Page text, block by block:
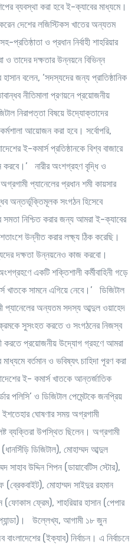
ব্যবস্থা করা হবে ই-ক্যাবের মাধ্যমে।
দেশের লজিস্টিকস খাতের অন্যতম
ও প্রধান নির্বাহী শাহরিয়ার
ও তাদের দক্ষতার উন্নয়নে বিভিন্ন
বলেন, ‘সদস্যদের জন্য প্রাতিষ্ঠানিক
নীতিমালা প্রণয়নে প্রয়োজনীয়
নিরাপত্তা বিষয়ে উদ্যোক্তাদের
আয়োজন করা হবে। সর্বোপরি,
ই-কমার্স প্রতিষ্ঠানকে বিশ্ব বাজারে
করবে।’ নারীর অংশগ্রহণ বৃদ্ধি ও
প্যানেলের প্রধান শমী কায়সার
অন্তর্ভূক্তিমূলক সংগঠন হিসেবে
সমতা নিশ্চিত করার জন্য আমরা ই-ক্যাবের
উন্নীত করার লক্ষ্য ঠিক করেছি।
দক্ষতা উন্নয়নেও কাজ করবো।
একটি শক্তিশালী কর্মীবাহিনী গড়ে
খাতকে সামনে এগিয়ে নেবে।’ ডিজিটাল
প্যানেলের অন্যতম সদস্য আব্দুল ওয়াহেদ
সুসংহত করতে ও সংগঠনের নিজস্ব
করতে প্রয়োজনীয় উদ্যোগ গ্রহণে আমরা
বর্তমান ও ভবিষ্যৎ চাহিদা পূরণ করা
ই- কমার্স খাতকে আন্তর্জাতিক
পলিসি’ ও ডিজিটাল পেমেন্টকে জনপ্রিয়
ঘোষণার সময় অগ্রগামী
ব্যক্তিরা উপস্থিত ছিলেন। অগ্রগামী
ডিজিটাল), মোহাম্মদ আব্দুল
উদ্দিন শিপন (ডায়াবেটিস স্টোর),
মোহাম্মদ সাইদুর রহমান
ফ্রেম), শাহরিয়ার হাসান (পেপার
উল্লেখ্য, আগামী ১৮ জুন
(ইক্যাব) নির্বাচন। এ নির্বাচনে